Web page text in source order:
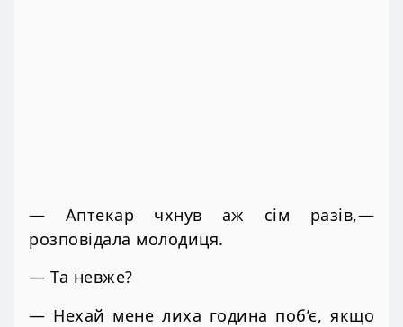
— Аптекар чхнув аж сім разів,—
розповідала молодиця.
— Та невже?
— Нехай мене лиха година поб’є, якщо